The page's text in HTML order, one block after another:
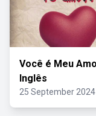
Você é Meu
Inglês
25 September 2024